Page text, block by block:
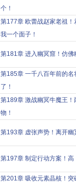
个！
第177章 欧蕾战赵家老祖！
我一个面子！
第181章 进入幽冥窟！仿佛
第185章 一千八百年前的名
了！
第189章 激战幽冥牛魔王！
物！
第193章 虚张声势！离开幽
第197章 制定行动方案！高
第201章 吸收元素晶核！突